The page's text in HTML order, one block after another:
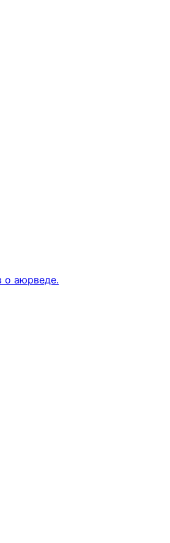
о аюрведе.